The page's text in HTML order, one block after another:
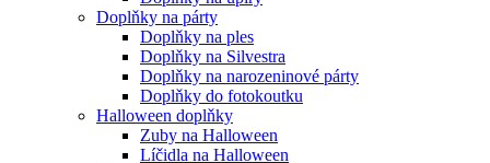
Doplňky na párty
Doplňky na ples
Doplňky na Silvestra
Doplňky na narozeninové párty
Doplňky do fotokoutku
Halloween doplňky
Zuby na Halloween
Líčidla na Halloween